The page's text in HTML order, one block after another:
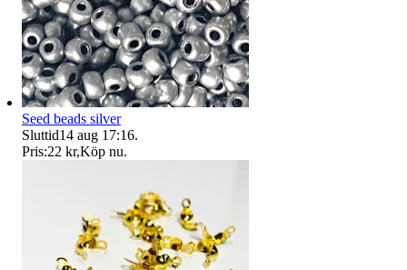
Seed beads silver
Sluttid14 aug 17:16.
Pris:22 kr,Köp nu.